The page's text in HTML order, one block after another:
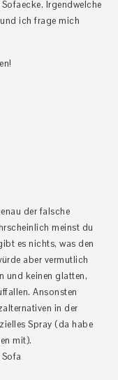
Irgendwelche
ich frage mich
der falsche
meinst du
es nichts, was den
aber vermutlich
und keinen glatten,
Ansonsten
in der
Spray (da habe
mit).